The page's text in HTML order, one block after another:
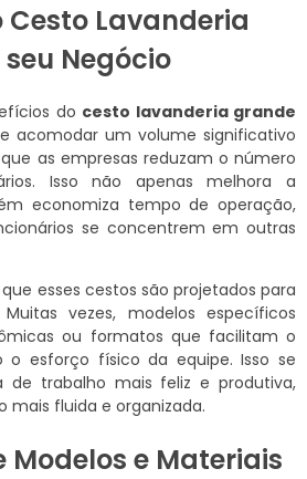
Cesto Lavanderia
Negócio
do cesto lavanderia grande
acomodar um volume significativo
as empresas reduzam o número
Isso não apenas melhora a
economiza tempo de operação,
se concentrem em outras
esses cestos são projetados para
vezes, modelos específicos
ou formatos que facilitam o
o esforço físico da equipe. Isso se
trabalho mais feliz e produtiva,
mais fluida e organizada.
Modelos e Materiais